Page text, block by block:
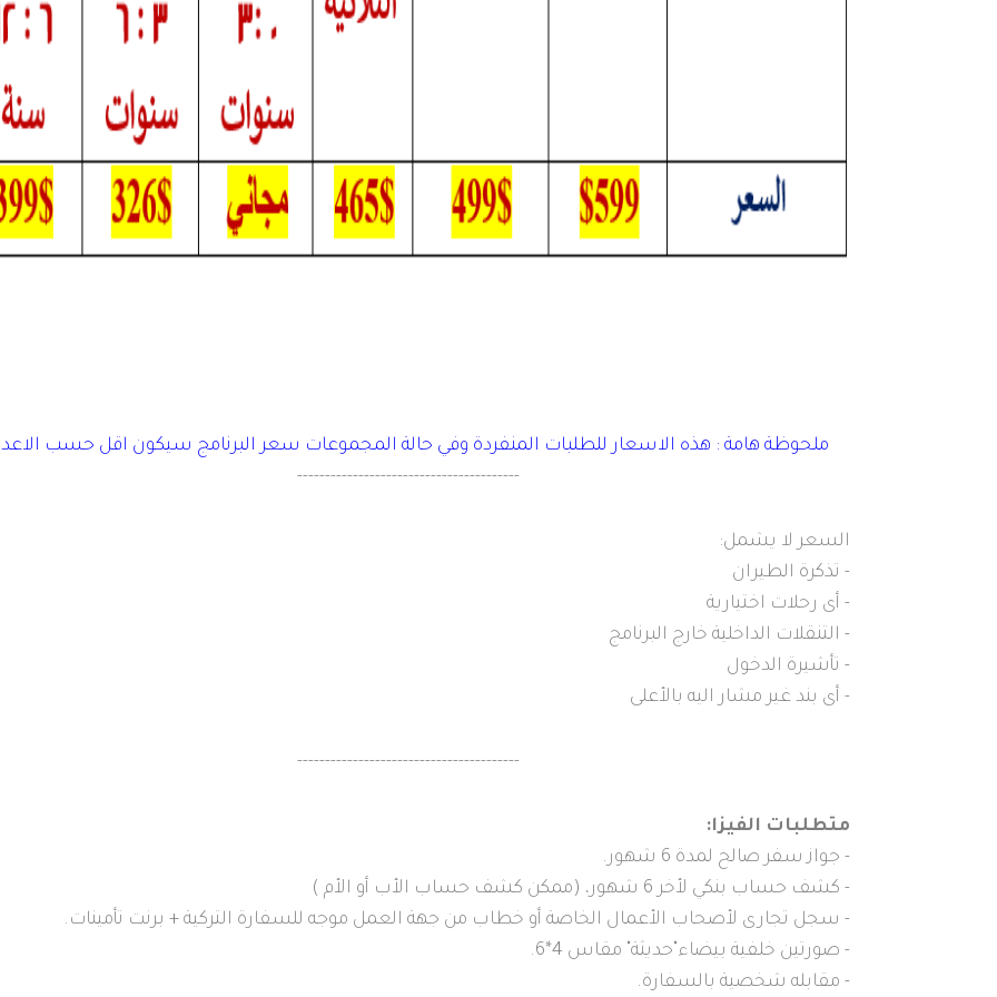
ملحوظة هامة : هذه الاسعار للطلبات المنفردة وفي حالة المجموعات سعر البرنامج سيكون اقل حسب
----------------------------------------
السعر لا يشمل:
- تذكرة الطيران
- أى رحلات اختيارية
- التنقلات الداخلية خارج البرنامج
- تأشيرة الدخول
- أى بند غير مشار اليه بالأعلى
----------------------------------------
متطلبات الفيزا:
- جواز سفر صالح لمدة 6 شهور.
- كشف حساب بنكي لأخر 6 شهور، (ممكن كشف حساب الأب أو الأم )
- سجل تجارى لأصحاب الأعمال الخاصة أو خطاب من جهة العمل موجه للسفارة التركية + برنت تأمينات.
- صورتين خلفية بيضاء"حديثة" مقاس 4*6.
- مقابله شخصية بالسفارة.